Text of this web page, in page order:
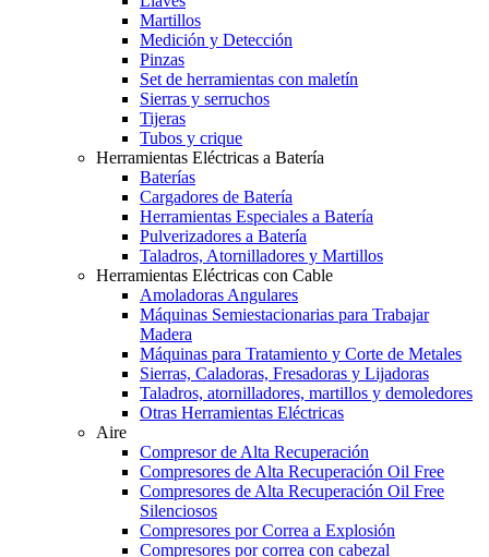
Martillos
Medición y Detección
Pinzas
Set de herramientas con maletín
Sierras y serruchos
Tijeras
Tubos y crique
Herramientas Eléctricas a Batería
Baterías
Cargadores de Batería
Herramientas Especiales a Batería
Pulverizadores a Batería
Taladros, Atornilladores y Martillos
Herramientas Eléctricas con Cable
Amoladoras Angulares
Máquinas Semiestacionarias para Trabajar
Madera
Máquinas para Tratamiento y Corte de Metales
Sierras, Caladoras, Fresadoras y Lijadoras
Taladros, atornilladores, martillos y demoledores
Otras Herramientas Eléctricas
Aire
Compresor de Alta Recuperación
Compresores de Alta Recuperación Oil Free
Compresores de Alta Recuperación Oil Free
Silenciosos
Compresores por Correa a Explosión
Compresores por correa con cabezal